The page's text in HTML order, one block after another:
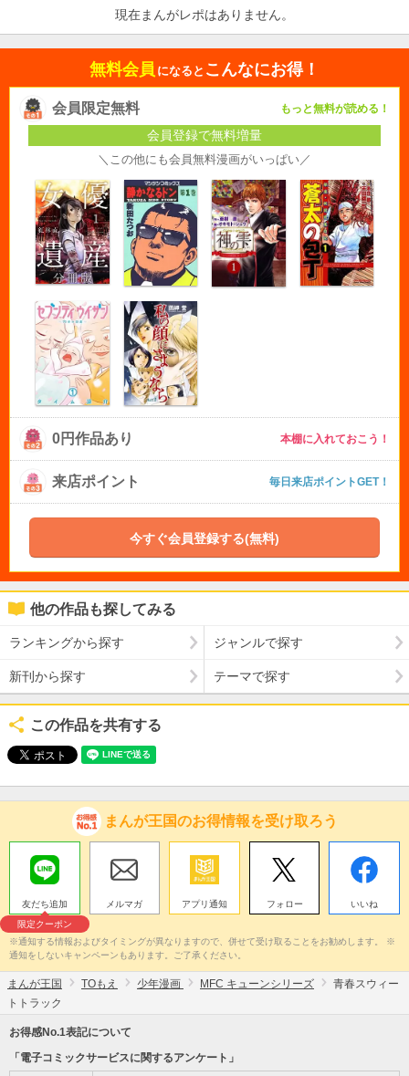
現在まんがレポはありません。
無料会員 になると こんなにお得！
会員限定無料 もっと無料が読める！
会員登録で無料増量
＼この他にも会員無料漫画がいっぱい／
0円作品あり 本棚に入れておこう！
来店ポイント 毎日来店ポイントGET！
今すぐ会員登録する(無料)
他の作品も探してみる
ランキングから探す ジャンルで探す
新刊から探す テーマで探す
この作品を共有する
まんが王国のお得情報を受け取ろう
友だち追加
限定クーポン
メルマガ アプリ通知 フォロー いいね
※通知する情報およびタイミングが異なりますので、併せて受け取ることをお勧めします。 ※
通知をしないキャンペーンもあります。ご了承ください。
まんが王国 TOもえ 少年漫画 MFC キューンシリーズ
青春スウィー
トトラック
お得感No.1表記について
「電子コミックサービスに関するアンケート」